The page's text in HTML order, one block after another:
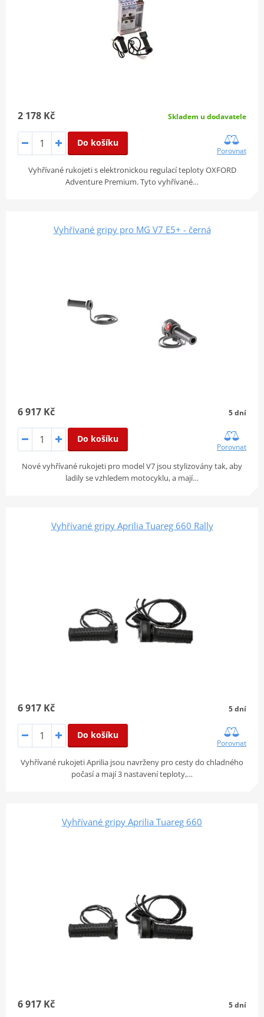
2 178 Kč Skladem u dodavatele
Do košíku
Porovnat
Vyhřívané rukojeti s elektronickou regulací teploty OXFORD
Adventure Premium. Tyto vyhřívané…
Vyhřívané gripy pro MG V7 E5+ - černá
6 917 Kč 5 dní
Do košíku
Porovnat
Nové vyhřívané rukojeti pro model V7 jsou stylizovány tak, aby
ladily se vzhledem motocyklu, a mají…
Vyhřívané gripy Aprilia Tuareg 660 Rally
6 917 Kč 5 dní
Do košíku
Porovnat
Vyhřívané rukojeti Aprilia jsou navrženy pro cesty do chladného
počasí a mají 3 nastavení teploty,…
Vyhřívané gripy Aprilia Tuareg 660
6 917 Kč 5 dní